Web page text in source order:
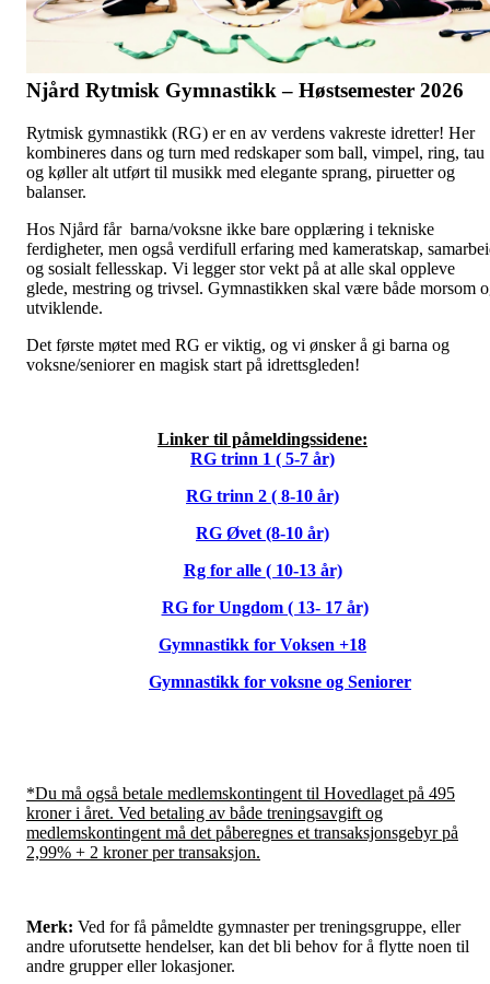
Njård Rytmisk Gymnastikk – Høstsemester 2026
Rytmisk gymnastikk (RG) er en av verdens vakreste idretter! Her
kombineres dans og turn med redskaper som ball, vimpel, ring, tau
og køller alt utført til musikk med elegante sprang, piruetter og
balanser.
Hos Njård får barna/voksne ikke bare opplæring i tekniske
ferdigheter, men også verdifull erfaring med kameratskap,
og sosialt fellesskap. Vi legger stor vekt på at alle skal oppleve
glede, mestring og trivsel. Gymnastikken skal være både morsom
utviklende.
Det første møtet med RG er viktig, og vi ønsker å gi barna og
voksne/seniorer en magisk start på idrettsgleden!
Linker til påmeldingssidene:
RG trinn 1 ( 5-7 år)
RG trinn 2 ( 8-10 år)
RG Øvet (8-10 år)
Rg for alle ( 10-13 år)
RG for Ungdom ( 13- 17 år)
Gymnastikk for Voksen +18
Gymnastikk for voksne og Seniorer
*Du må også betale medlemskontingent til Hovedlaget på 495
kroner i året. Ved betaling av både treningsavgift og
medlemskontingent må det påberegnes et transaksjonsgebyr på
2,99% + 2 kroner per transaksjon.
Merk: Ved for få påmeldte gymnaster per treningsgruppe, eller
andre uforutsette hendelser, kan det bli behov for å flytte noen til
andre grupper eller lokasjoner.